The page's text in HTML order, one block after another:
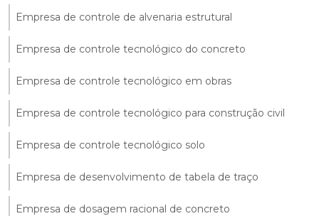
Empresa de controle de alvenaria estrutural
Empresa de controle tecnológico do concreto
Empresa de controle tecnológico em obras
Empresa de controle tecnológico para construção civil
Empresa de controle tecnológico solo
Empresa de desenvolvimento de tabela de traço
Empresa de dosagem racional de concreto